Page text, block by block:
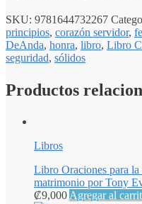
SKU: 9781644732267
principios, corazón servidor,
DeAnda, honra, libro, Libro
seguridad, sólidos
Productos
Libros
Libro Oraciones para
matrimonio por Tony
₡9,000Agregar al